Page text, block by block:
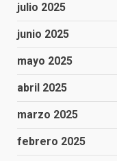
julio 2025
junio 2025
mayo 2025
abril 2025
marzo 2025
febrero 2025